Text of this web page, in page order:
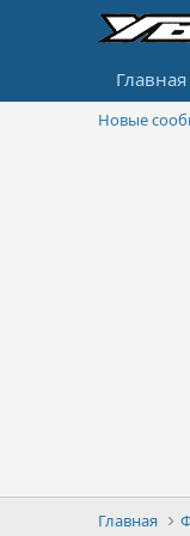
Главная
Новые
Главная